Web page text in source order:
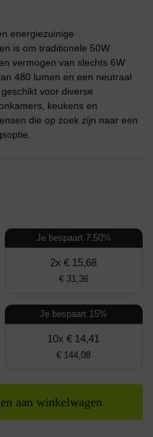
energiezuinige
is om traditionele 50W
vermogen van slechts 6W
480 lumen en een neutraal
voor diverse
keukens en
die op zoek zijn naar een
Je bespaart 7.50%
2x € 15,68
€ 31,36
Je bespaart 15%
10x € 14,41
€ 144,08
aan winkelwagen